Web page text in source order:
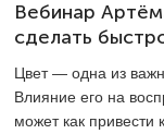
Вебинар
сделать
Цвет — одна из
Влияние его на
может как привести